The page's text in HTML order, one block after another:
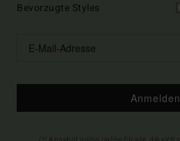
Bevorzugte Styles
Anmelden